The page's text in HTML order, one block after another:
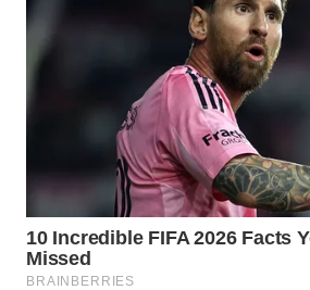
WAHANA
WAHANA
UMKM
WAHANA